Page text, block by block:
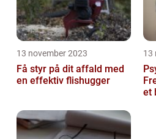
13 november 2023
Få styr på dit affald med
en effektiv flishugger
13
et